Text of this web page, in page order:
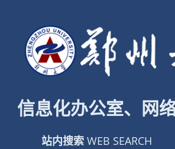
信息化办公室、网
站内搜索 WEB SEARCH